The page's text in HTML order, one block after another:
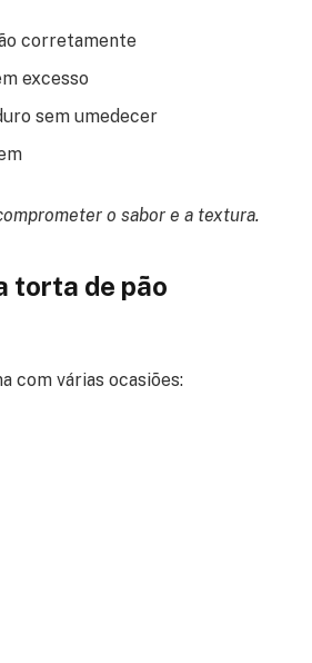
corretamente
excesso
sem umedecer
o sabor e a textura.
torta de pão
com várias ocasiões: